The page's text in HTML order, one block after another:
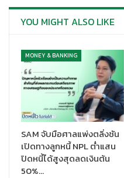
• อัตราดอกเบี้ยเงินกู้ลูกค้าร
การปรับลดอัตราดอกเบี้ยเงินกู้
ศรีได้ดำเนินการมาอย่างต่อเนื่
ทบจากสถานการณ์ต่างๆ สะท้อ
ช่วยเหลือลูกค้าทุกกลุ่ม
อัตราดอกเบี้ยใหม่ดังกล่าวจะ
เป็นต้นไป
YOU MIGHT ALSO LIKE
MONEY & BANKING
SAM จับมือศาลแพ่งตลิ่งชัน
เปิดทางลูกหนี้ NPL ต่ำแสน
ปิดหนี้ได้สูงสุดลดเงินต้น
50%…